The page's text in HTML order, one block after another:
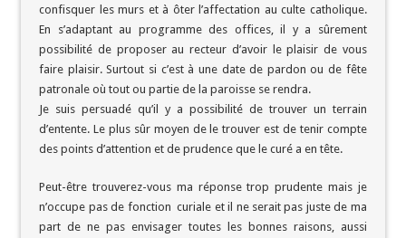
confisquer les murs et à ôter l’affectation au culte catholique.
En s’adaptant au programme des offices, il y a sûrement
possibilité de proposer au recteur d’avoir le plaisir de vous
faire plaisir. Surtout si c’est à une date de pardon ou de fête
patronale où tout ou partie de la paroisse se rendra.
Je suis persuadé qu’il y a possibilité de trouver un terrain
d’entente. Le plus sûr moyen de le trouver est de tenir compte
des points d’attention et de prudence que le curé a en tête.
Peut-être trouverez-vous ma réponse trop prudente mais je
n’occupe pas de fonction curiale et il ne serait pas juste de ma
part de ne pas envisager toutes les bonnes raisons, aussi